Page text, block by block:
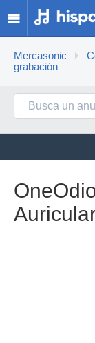
Mercasonic
grabación